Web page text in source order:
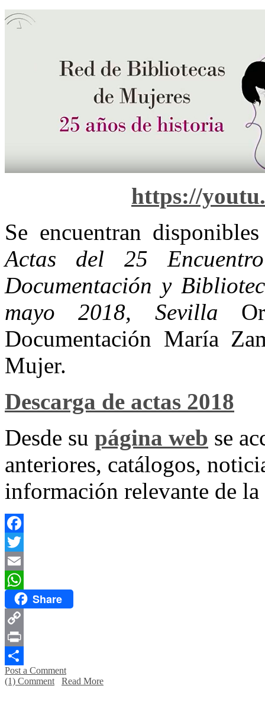
https://
Se encuentran
Actas del 25
Documentación y
mayo 2018, Sevilla
Documentación María
Mujer.
Descarga de actas 2018
Desde su página web se
anteriores, catálogos,
información relevante de la
Facebook
Twitter
Email
WhatsAppShare
Copy
Link
Print
Compartir
Post a Comment
(1) Comment
Read More